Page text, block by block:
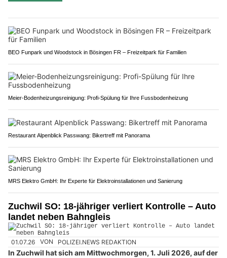
BEO Funpark und Woodstock in Bösingen FR – Freizeitpark für Familien
Meier-Bodenheizungsreinigung: Profi-Spülung für Ihre Fussbodenheizung
Restaurant Alpenblick Passwang: Bikertreff mit Panorama
MRS Elektro GmbH: Ihr Experte für Elektroinstallationen und Sanierung
Zuchwil SO: 18-jähriger verliert Kontrolle – Auto
landet neben Bahngleis
01.07.26 VON POLIZEI.NEWS REDAKTION
In Zuchwil hat sich am Mittwochmorgen, 1. Juli 2026, auf der